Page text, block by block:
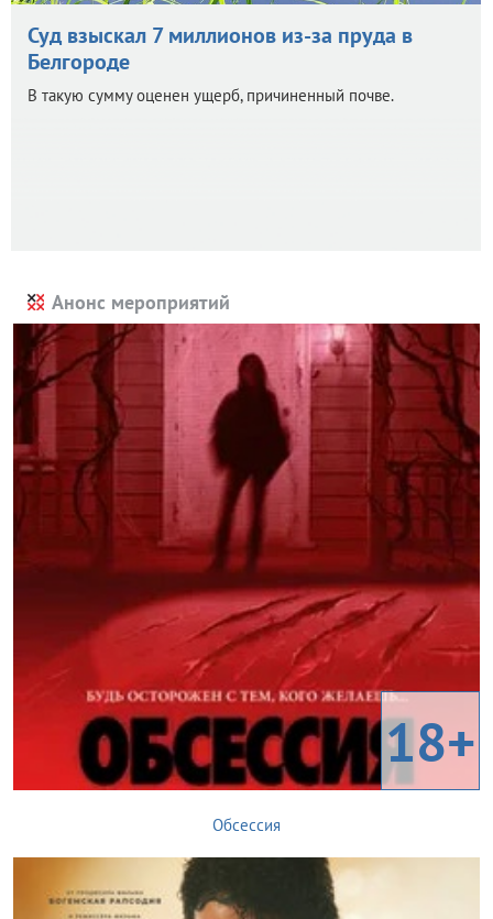
Суд взыскал 7 миллионов из-за пруда в
Белгороде
В такую сумму оценен ущерб, причиненный почве.
Анонс мероприятий
18+
Обсессия